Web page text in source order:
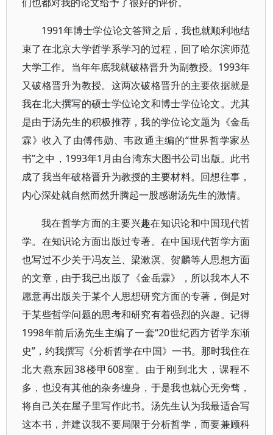
1991年博士学位论文答辩之后，我也就顺利地结
束了在北京大学哲学系学习的过程，回了哈尔滨师范
大学工作。当年年底我就破格晋升为副教授。1993年
又破格晋升为教授。这两次破格晋升的主要依据就是
我在北大撰写的硕士学位论文和博士学位论文。尤其
是由于汤先生的积极推荐，我的学位论文题为《金岳
霖》收入了由傅伟勋、韦政通主编的“世界哲学家丛
书”之中，1993年1月由台湾东大图书公司出版。此书
成了我当年破格晋升为教授的主要材料。回想往事，
内心深处就自然而然升腾起一股感谢汤先生的激情。
我在哲学方面的主要兴趣在知识论和中国现代哲
学。在知识论方面出版过专著。在中国现代哲学方面
也写过不少关于冯友兰、梁漱溟、贺麟等人思想方面
的文章，由于我已出版了《金岳霖》，所以我本人不
愿意再出版关于某个人思想研究方面的专著，倒是对
于某些哲学问题的思考和研究有着强烈的兴趣。记得
1998年前后汤先生主编了一套“20世纪西方哲学东渐
史”，约我撰写《分析哲学在中国》一书。那时我住在
北大燕东园38楼甲608室。由于刚到北大，课程不
多，也没有其他的杂务缠身，于是我也就心无旁骛，
将自己关在屋子里写作此书。汤先生认为我最适合写
这本书，并建议我不要局限于分析哲学，而要兼顾科